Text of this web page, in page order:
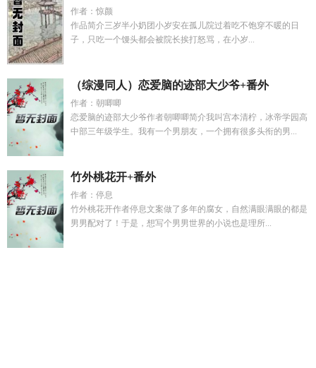
作者：惊颜
作品简介三岁半小奶团小岁安在孤儿院过着吃不饱穿不暖的日
子，只吃一个馒头都会被院长挨打怒骂，在小岁...
（综漫同人）恋爱脑的迹部大少爷+番外
作者：朝唧唧
恋爱脑的迹部大少爷作者朝唧唧简介我叫宫本清柠，冰帝学园高
中部三年级学生。我有一个男朋友，一个拥有很多头衔的男...
竹外桃花开+番外
作者：停息
竹外桃花开作者停息文案做了多年的腐女，自然满眼满眼的都是
男男配对了！于是，想写个男男世界的小说也是理所...